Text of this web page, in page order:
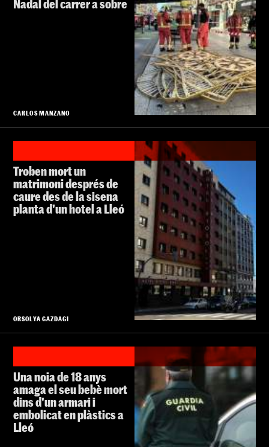
Nadal del carrer a sobre
CARLOS MANZANO
Troben mort un
matrimoni després de
caure des de la sisena
planta d'un hotel a Lleó
ORSOLYA GAZDAGI
Una noia de 18 anys
amaga el seu bebè mort
dins d'un armari i
embolicat en plàstics a
Lleó